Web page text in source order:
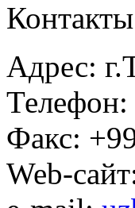
Адрес:
Факс:
Web-